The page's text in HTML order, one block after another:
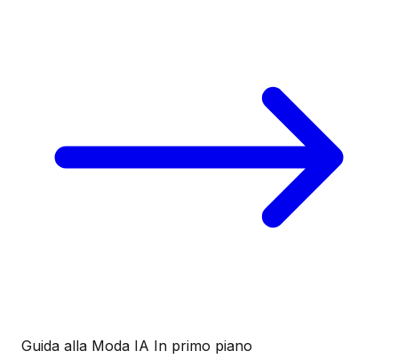
Guida alla Moda IA In primo piano